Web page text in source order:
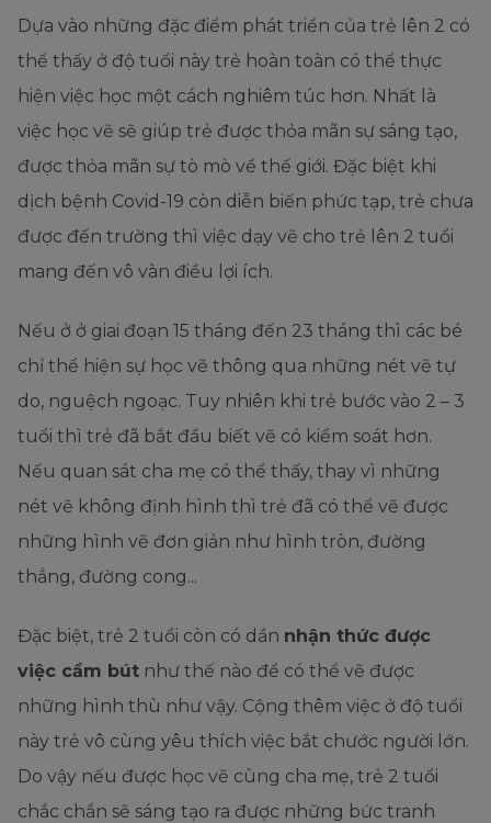
Dựa vào những đặc điểm phát triển của trẻ lên 2 có
thể thấy ở độ tuổi này trẻ hoàn toàn có thể thực
hiện việc học một cách nghiêm túc hơn. Nhất là
việc học vẽ sẽ giúp trẻ được thỏa mãn sự sáng tạo,
được thỏa mãn sự tò mò về thế giới. Đặc biệt khi
dịch bệnh Covid-19 còn diễn biến phức tạp, trẻ chưa
được đến trường thì việc dạy vẽ cho trẻ lên 2 tuổi
mang đến vô vàn điều lợi ích.
Nếu ở ở giai đoạn 15 tháng đến 23 tháng thì các bé
chỉ thể hiện sự học vẽ thông qua những nét vẽ tự
do, nguệch ngoạc. Tuy nhiên khi trẻ bước vào 2 – 3
tuổi thì trẻ đã bắt đầu biết vẽ có kiểm soát hơn.
Nếu quan sát cha mẹ có thể thấy, thay vì những
nét vẽ không định hình thì trẻ đã có thể vẽ được
những hình vẽ đơn giản như hình tròn, đường
thẳng, đường cong...
Đặc biệt, trẻ 2 tuổi còn có dần nhận thức được
việc cầm bút như thế nào để có thể vẽ được
những hình thù như vậy. Cộng thêm việc ở độ tuổi
này trẻ vô cùng yêu thích việc bắt chước người lớn.
Do vậy nếu được học vẽ cùng cha mẹ, trẻ 2 tuổi
chắc chắn sẽ sáng tạo ra được những bức tranh